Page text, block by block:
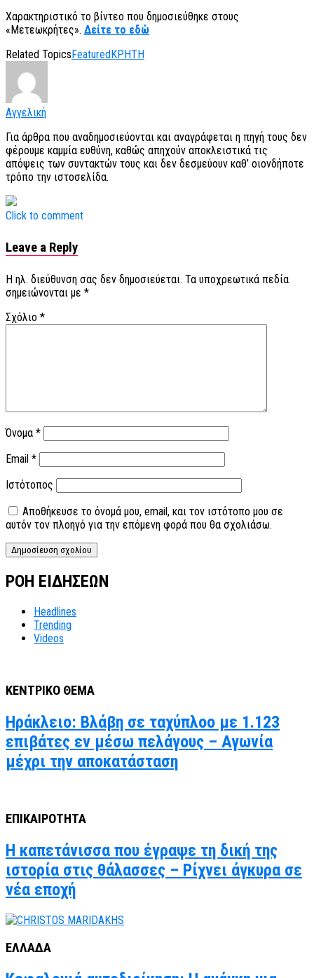
Χαρακτηριστικό το βίντεο που δημοσιεύθηκε στους
«Μετεωκρήτες». Δείτε το εδώ
Related Topics Featured ΚΡΗΤΗ
Αγγελική
Για άρθρα που αναδημοσιεύονται και αναγράφεται η πηγή τους δεν
φέρουμε καμμία ευθύνη, καθώς απηχούν αποκλειστικά τις
απόψεις των συντακτών τους και δεν δεσμεύουν καθ’ οιονδήποτε
τρόπο την ιστοσελίδα.
Click to comment
Leave a Reply
Η ηλ. διεύθυνση σας δεν δημοσιεύεται. Τα υποχρεωτικά πεδία
σημειώνονται με *
Σχόλιο *
Όνομα *
Email *
Ιστότοπος
Αποθήκευσε το όνομά μου, email, και τον ιστότοπο μου σε
αυτόν τον πλοηγό για την επόμενη φορά που θα σχολιάσω.
ΡΟΗ ΕΙΔΗΣΕΩΝ
Headlines
Trending
Videos
ΚΕΝΤΡΙΚΟ ΘΕΜΑ
Ηράκλειο: Βλάβη σε ταχύπλοο με 1.123
επιβάτες εν μέσω πελάγους – Αγωνία
μέχρι την αποκατάσταση
ΕΠΙΚΑΙΡΟΤΗΤΑ
Η καπετάνισσα που έγραψε τη δική της
ιστορία στις θάλασσες – Ρίχνει άγκυρα σε
νέα εποχή
ΕΛΛΑΔΑ